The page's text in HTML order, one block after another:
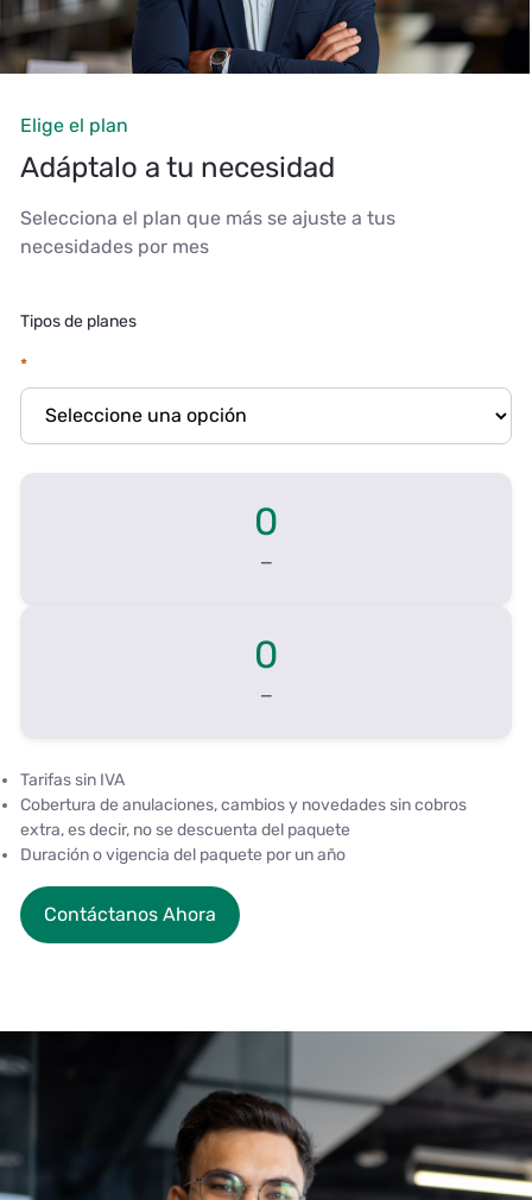
Elige el plan
Adáptalo a tu necesidad
Selecciona el plan que más se ajuste a tus
necesidades por mes
Tipos de planes
0
—
0
—
Tarifas sin IVA
Cobertura de anulaciones, cambios y novedades sin cobros
extra, es decir, no se descuenta del paquete
Duración o vigencia del paquete por un año
Contáctanos Ahora